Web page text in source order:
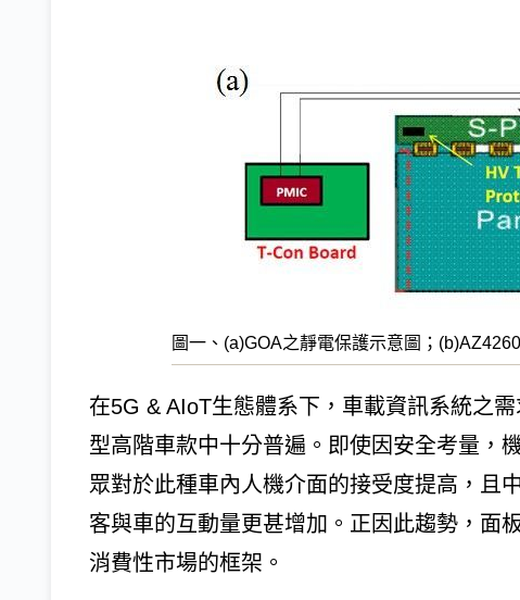
圖一、(a)GOA之靜電保護示意圖；
在5G & AIoT生態體系下，車載資訊系統之
型高階車款中十分普遍。即使因安全考量，
眾對於此種車內人機介面的接受度提高，且
客與車的互動量更甚增加。正因此趨勢，面
消費性市場的框架。